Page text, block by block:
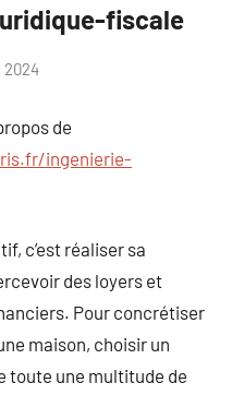
fiscale
2024
de
ingenierie-
c’est réaliser sa
des loyers et
Pour concrétiser
maison, choisir un
toute une multitude de